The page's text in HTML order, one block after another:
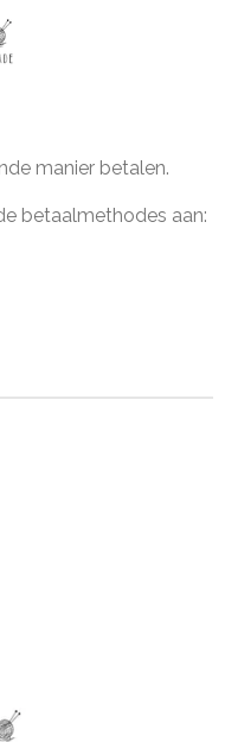
manier betalen.
betaalmethodes aan: